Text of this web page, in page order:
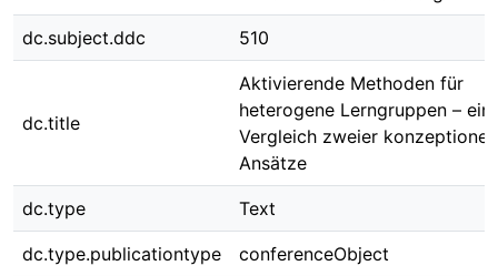
dc.subject.ddc 510
dc.title
Aktivierende Methoden für
heterogene Lerngruppen – ein
Vergleich zweier
Ansätze
dc.type Text
dc.type.publicationtype conferenceObject